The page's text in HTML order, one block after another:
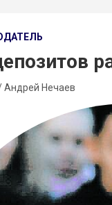
Андрей Нечаев